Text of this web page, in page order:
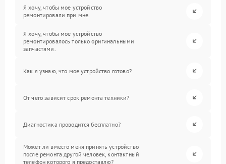
Я хочу, чтобы мое устройство
ремонтировали при мне.
Я хочу, чтобы мое устройство
ремонтировалось только оригинальными
запчастями.
Как я узнаю, что мое устройство готово?
От чего зависит срок ремонта техники?
Диагностика проводится бесплатно?
Может ли вместо меня принять устройство
после ремонта другой человек, контактный
телефон которого я предоставлю?